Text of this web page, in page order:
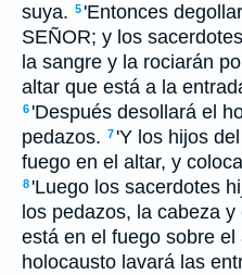
suya. 5 'Entonces
SEÑOR; y los
la sangre y la rociarán
altar que está a la
6 'Después desollará el
pedazos. 7 'Y los hijos
fuego en el altar, y
8 'Luego los sacerdotes
los pedazos, la cabeza
está en el fuego sobre el
holocausto lavará las